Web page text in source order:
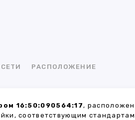
РАСПОЛОЖЕНИЕ
16:50:090564:17,
соответствующим